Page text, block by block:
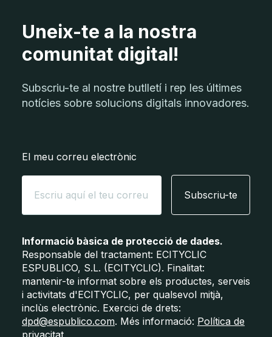
Uneix-te a la nostra
comunitat digital!
Subscriu-te al nostre butlletí i rep les últimes
notícies sobre solucions digitals innovadores.
El meu correu electrònic
Subscriu-te
Informació bàsica de protecció de dades.
Responsable del tractament: ECITYCLIC
ESPUBLICO, S.L. (ECITYCLIC). Finalitat:
mantenir-te informat sobre els productes, serveis
i activitats d'ECITYCLIC, per qualsevol mitjà,
inclùs electrònic. Exercici de drets:
dpd@espublico.com. Més informació: Política de
privacitat